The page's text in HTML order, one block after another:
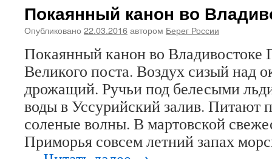
Литургии
Покаянный канон во
Опубликовано 22.03.2016автором Берег России
Покаянный канон во Владивостоке
Великого поста. Воздух сизый над
дрожащий. Ручьи под белесыми
воды в Уссурийский залив. Питают
соленые волны. В мартовской
Приморья совсем летний запах